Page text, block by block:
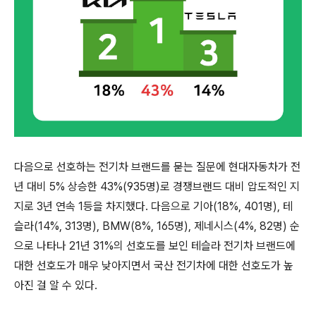
다음으로 선호하는 전기차 브랜드를 묻는 질문에 현대자동차가 전
년 대비 5% 상승한 43%(935명)로 경쟁브랜드 대비 압도적인 지
지로 3년 연속 1등을 차지했다. 다음으로 기아(18%, 401명), 테
슬라(14%, 313명), BMW(8%, 165명), 제네시스(4%, 82명) 순
으로 나타나 21년 31%의 선호도를 보인 테슬라 전기차 브랜드에
대한 선호도가 매우 낮아지면서 국산 전기차에 대한 선호도가 높
아진 걸 알 수 있다.